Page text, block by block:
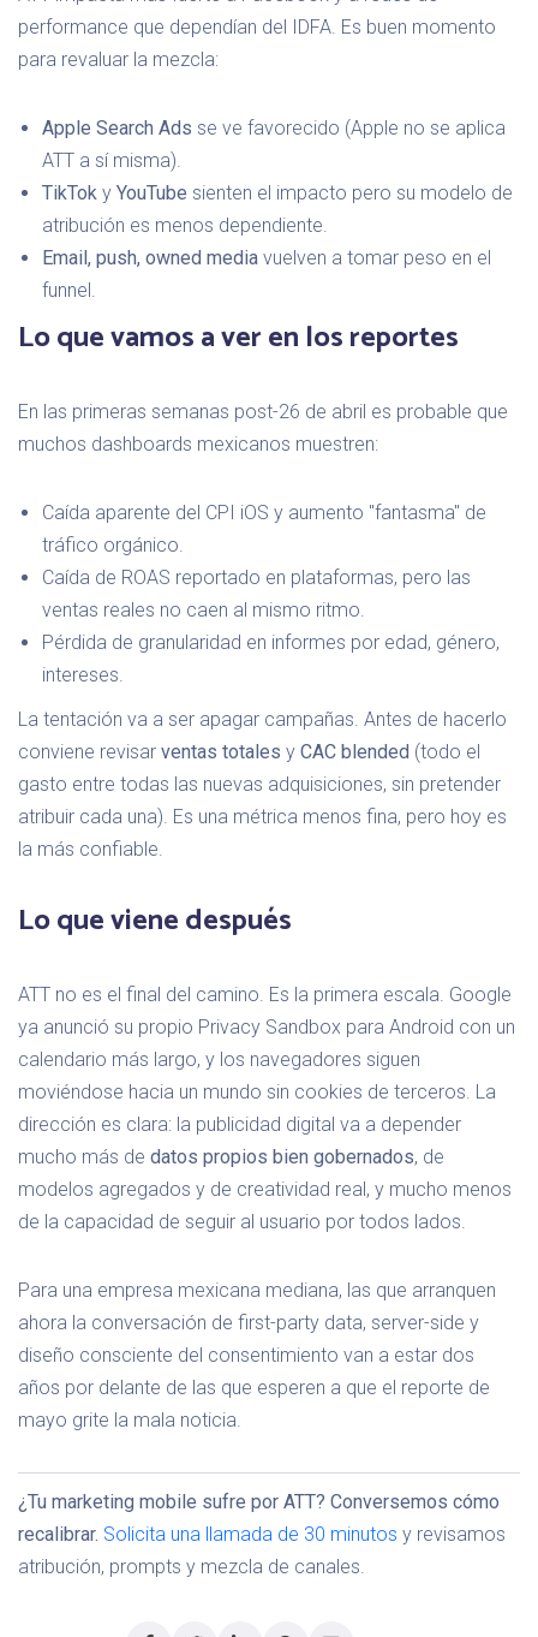
performance que dependían del IDFA. Es buen momento
para revaluar la mezcla:
Apple Search Ads se ve favorecido (Apple no se aplica
ATT a sí misma).
TikTok y YouTube sienten el impacto pero su modelo de
atribución es menos dependiente.
Email, push, owned media vuelven a tomar peso en el
funnel.
Lo que vamos a ver en los reportes
En las primeras semanas post-26 de abril es probable que
muchos dashboards mexicanos muestren:
Caída aparente del CPI iOS y aumento "fantasma" de
tráfico orgánico.
Caída de ROAS reportado en plataformas, pero las
ventas reales no caen al mismo ritmo.
Pérdida de granularidad en informes por edad, género,
intereses.
La tentación va a ser apagar campañas. Antes de hacerlo
conviene revisar ventas totales y CAC blended (todo el
gasto entre todas las nuevas adquisiciones, sin pretender
atribuir cada una). Es una métrica menos fina, pero hoy es
la más confiable.
Lo que viene después
ATT no es el final del camino. Es la primera escala. Google
ya anunció su propio Privacy Sandbox para Android con un
calendario más largo, y los navegadores siguen
moviéndose hacia un mundo sin cookies de terceros. La
dirección es clara: la publicidad digital va a depender
mucho más de datos propios bien gobernados, de
modelos agregados y de creatividad real, y mucho menos
de la capacidad de seguir al usuario por todos lados.
Para una empresa mexicana mediana, las que arranquen
ahora la conversación de first-party data, server-side y
diseño consciente del consentimiento van a estar dos
años por delante de las que esperen a que el reporte de
mayo grite la mala noticia.
¿Tu marketing mobile sufre por ATT? Conversemos cómo
recalibrar. Solicita una llamada de 30 minutos y revisamos
atribución, prompts y mezcla de canales.